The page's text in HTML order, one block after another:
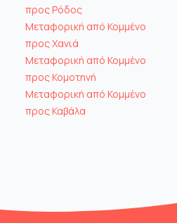
προς Ρόδος
Μεταφορική από Κομμένο
προς Χανιά
Μεταφορική από Κομμένο
προς Κομοτηνή
Μεταφορική από Κομμένο
προς Καβάλα